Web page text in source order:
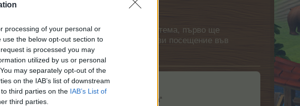
processing of your personal or
the below opt-out section to
is processed you may
utilized by us or personal
may separately opt-out of the
on the IAB’s list of downstream
third parties on the IAB’s List of
third parties.
искате да започнете своя собствена тема, първо ще
очакваме с нетърпение следващото ви посещение във
фермери!
ден, докато играете „Да бъде светлина“